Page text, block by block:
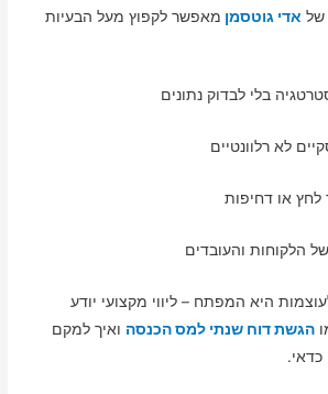
של אדי גוטסמן מאפשר לקפוץ מעל הבעיות
בלי לבדוק נתונים
לא רלוונטיים
או דחיפות
הלקוחות והעובדים
היא המפתח – ליווי מקצועי יודע
הגשת דוח שנתי למס הכנסה ואיך למקם